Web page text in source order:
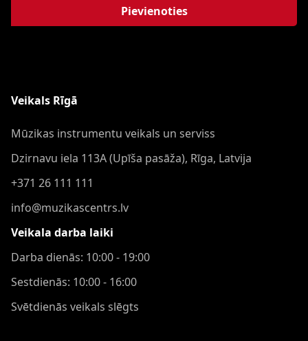
Pievienoties
Veikals Rīgā
Mūzikas instrumentu veikals un serviss
Dzirnavu iela 113A (Upīša pasāža), Rīga, Latvija
+371 26 111 111
info@muzikascentrs.lv
Veikala darba laiki
Darba dienās: 10:00 - 19:00
Sestdienās: 10:00 - 16:00
Svētdienās veikals slēgts